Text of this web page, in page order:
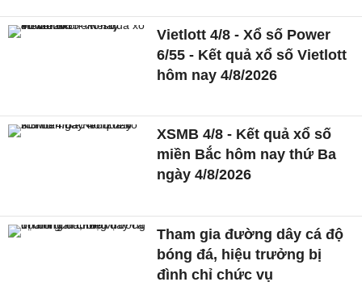
Vietlott 4/8 - Xổ số Power
6/55 - Kết quả xổ số Vietlott
hôm nay 4/8/2026
XSMB 4/8 - Kết quả xổ số
miền Bắc hôm nay thứ Ba
ngày 4/8/2026
Tham gia đường dây cá độ
bóng đá, hiệu trưởng bị
đình chỉ chức vụ